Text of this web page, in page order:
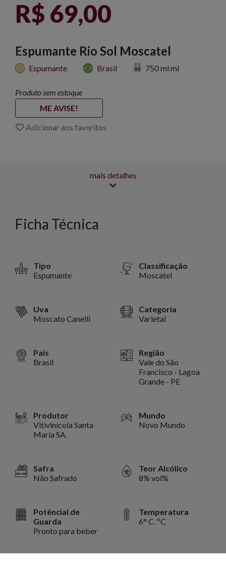
R$ 69,00
Espumante Rio Sol Moscatel
Espumante Brasil 750 ml ml
Produto sem estoque
ME AVISE!
Adicionar aos favoritos
mais detalhes
Ficha Técnica
Tipo
Espumante
Classificação
Moscatel
Uva
Moscato Canelli
Categoria
Varietal
País
Brasil
Região
Vale do São
Francisco - Lagoa
Grande - PE
Produtor
Vitivinícola Santa
Maria SA.
Mundo
Novo Mundo
Safra
Não Safrado
Teor Alcólico
8% vol%
Potêncial de
Guarda
Pronto para beber
Temperatura
6° C. ºC